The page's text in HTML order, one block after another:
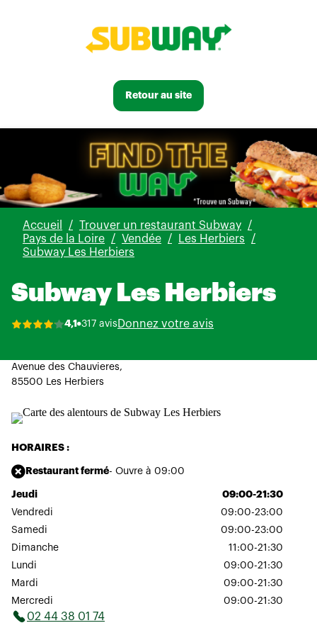
Retour au site
Accueil
Trouver un restaurant Subway
Pays de la Loire
Vendée
Les Herbiers
Subway Les Herbiers
Subway Les Herbiers
4,1 317 avis Donnez votre avis
Avenue des Chauvieres,
85500 Les Herbiers
HORAIRES :
Restaurant fermé- Ouvre à 09:00
Jeudi
09:00-21:30
Vendredi
09:00-23:00
Samedi
09:00-23:00
Dimanche
11:00-21:30
Lundi
09:00-21:30
Mardi
09:00-21:30
Mercredi
09:00-21:30
02 44 38 01 74